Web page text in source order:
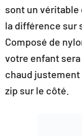
sont un
la différence sur
Composé de
votre enfant sera
chaud
zip sur le côté.